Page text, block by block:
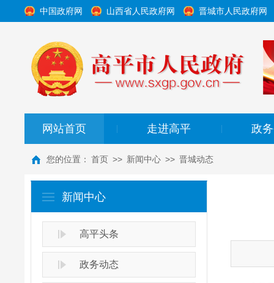
中国政府网 山西省人民政府网 晋城市人民政府网
网站首页 走进高平 政
您的位置： 首页 >> 新闻中心 >> 晋城动态
新闻中心
高平头条
政务动态